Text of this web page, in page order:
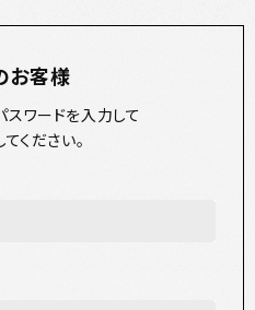
お客様
スワードを入力して
ください。